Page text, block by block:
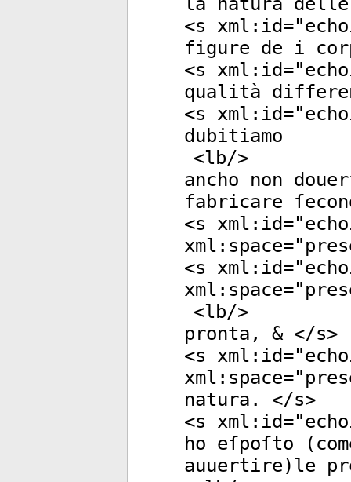
<s xml:id="
figure de i
<s xml:id="
qualità
<s xml:id="
dubitiamo
<lb/>
ancho non
fabricare
<s xml:id="
xml:space="
<s xml:id="
xml:space="
<lb/>
pronta, & </s>
<s xml:id="
xml:space="
natura. </s>
<s xml:id="
ho eſpoſto
auuertire)le